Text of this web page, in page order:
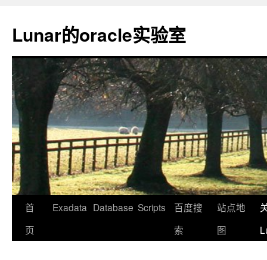
Lunar的oracle实验室
首
页
Exadata Database Scripts
百度搜
索
站点地
图